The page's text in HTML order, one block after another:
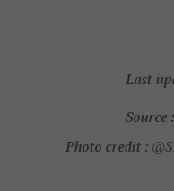
Last
Source :
Photo credit :